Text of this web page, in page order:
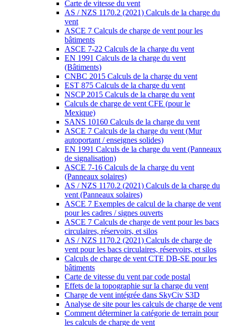
Carte de vitesse du vent
AS / NZS 1170.2 (2021) Calculs de la charge du
vent
ASCE 7 Calculs de charge de vent pour les
bâtiments
ASCE 7-22 Calculs de la charge du vent
EN 1991 Calculs de la charge du vent
(Bâtiments)
CNBC 2015 Calculs de la charge du vent
EST 875 Calculs de la charge du vent
NSCP 2015 Calculs de la charge du vent
Calculs de charge de vent CFE (pour le
Mexique)
SANS 10160 Calculs de la charge du vent
ASCE 7 Calculs de la charge du vent (Mur
autoportant / enseignes solides)
EN 1991 Calculs de la charge du vent (Panneaux
de signalisation)
ASCE 7-16 Calculs de la charge du vent
(Panneaux solaires)
AS / NZS 1170.2 (2021) Calculs de la charge du
vent (Panneaux solaires)
ASCE 7 Exemples de calcul de la charge de vent
pour les cadres / signes ouverts
ASCE 7 Calculs de charge de vent pour les bacs
circulaires, réservoirs, et silos
AS / NZS 1170.2 (2021) Calculs de charge de
vent pour les bacs circulaires, réservoirs, et silos
Calculs de charge de vent CTE DB-SE pour les
bâtiments
Carte de vitesse du vent par code postal
Effets de la topographie sur la charge du vent
Charge de vent intégrée dans SkyCiv S3D
Analyse de site pour les calculs de charge de vent
Comment déterminer la catégorie de terrain pour
les calculs de charge de vent